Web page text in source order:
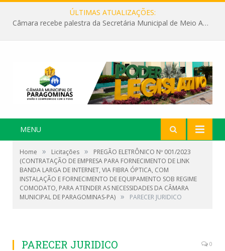
ÚLTIMAS ATUALIZAÇÕES:
Câmara recebe palestra da Secretária Municipal de Meio Ambiente sobre as ações da “SEMANA DO MEIO AMBIENTE”
MENU
Home » Licitações »
PREGÃO ELETRÔNICO Nº 001/2023
(CONTRATAÇÃO DE EMPRESA PARA FORNECIMENTO DE LINK
BANDA LARGA DE INTERNET, VIA FIBRA ÓPTICA, COM
INSTALAÇÃO E FORNECIMENTO DE EQUIPAMENTO SOB REGIME
COMODATO, PARA ATENDER AS NECESSIDADES DA CÂMARA
MUNICIPAL DE PARAGOMINAS-PA) » PARECER JURIDICO
PARECER JURIDICO 0